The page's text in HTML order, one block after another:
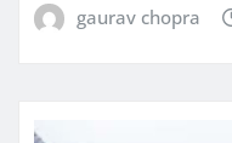
gaurav chopra